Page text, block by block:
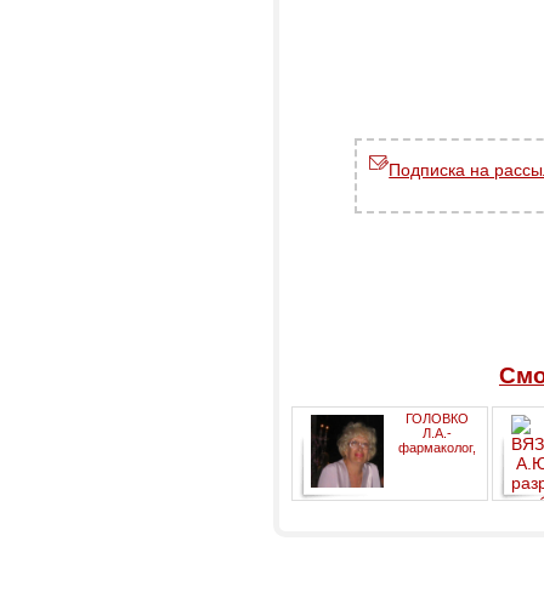
Подписка на
ГОЛОВКО
Л.А.-
фармаколог,